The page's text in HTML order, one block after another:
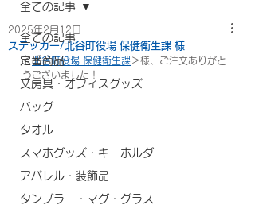
全ての記事
定番商品
文房具・オフィスグッズ
バッグ
タオル
スマホグッズ・キーホルダー
アパレル・装飾品
タンブラー・マグ・グラス
全ての記事
ステッカー/北谷町役場 保健衛生課 様
2025年2月12日
＜北谷町役場 保健衛生課＞様、ご注文ありがと
うございました！